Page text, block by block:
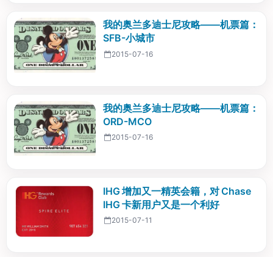
我的奥兰多迪士尼攻略——机票篇：
SFB-小城市
2015-07-16
我的奥兰多迪士尼攻略——机票篇：
ORD-MCO
2015-07-16
IHG 增加又一精英会籍，对 Chase
IHG 卡新用户又是一个利好
2015-07-11